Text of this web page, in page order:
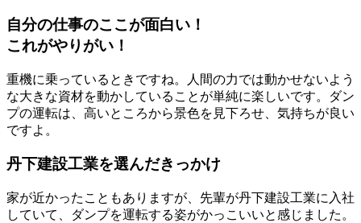
自分の仕事のここが面白い！
これがやりがい！
重機に乗っているときですね。人間の力では動かせないよう
な大きな資材を動かしていることが単純に楽しいです。ダン
プの運転は、高いところから景色を見下ろせ、気持ちが良い
ですよ。
丹下建設工業を選んだきっかけ
家が近かったこともありますが、先輩が丹下建設工業に入社
していて、ダンプを運転する姿がかっこいいと感じました。